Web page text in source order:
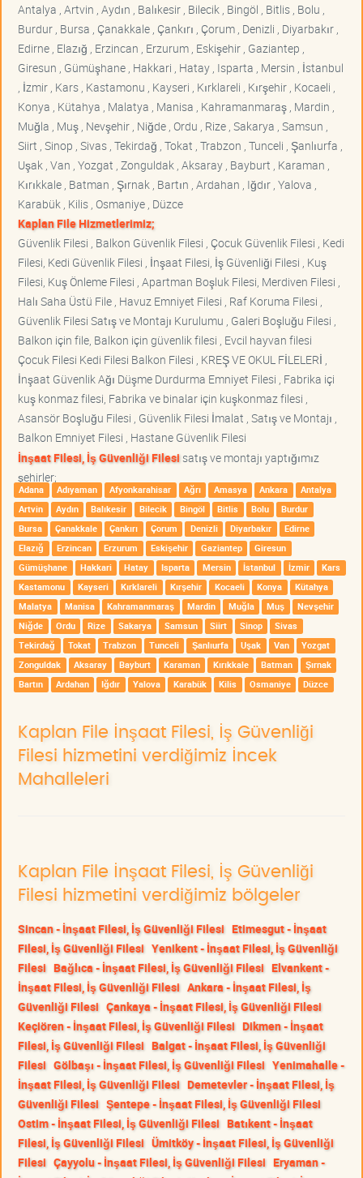
Antalya , Artvin , Aydın , Balıkesir , Bilecik , Bingöl , Bitlis , Bolu ,
Burdur , Bursa , Çanakkale , Çankırı , Çorum , Denizli , Diyarbakır ,
Edirne , Elazığ , Erzincan , Erzurum , Eskişehir , Gaziantep ,
Giresun , Gümüşhane , Hakkari , Hatay , Isparta , Mersin , İstanbul
, İzmir , Kars , Kastamonu , Kayseri , Kırklareli , Kırşehir , Kocaeli ,
Konya , Kütahya , Malatya , Manisa , Kahramanmaraş , Mardin ,
Muğla , Muş , Nevşehir , Niğde , Ordu , Rize , Sakarya , Samsun ,
Siirt , Sinop , Sivas , Tekirdağ , Tokat , Trabzon , Tunceli , Şanlıurfa ,
Uşak , Van , Yozgat , Zonguldak , Aksaray , Bayburt , Karaman ,
Kırıkkale , Batman , Şırnak , Bartın , Ardahan , Iğdır , Yalova ,
Karabük , Kilis , Osmaniye , Düzce
Kaplan File Hizmetlerimiz;
Güvenlik Filesi , Balkon Güvenlik Filesi , Çocuk Güvenlik Filesi , Kedi
Filesi, Kedi Güvenlik Filesi , İnşaat Filesi, İş Güvenliği Filesi , Kuş
Filesi, Kuş Önleme Filesi , Apartman Boşluk Filesi, Merdiven Filesi ,
Halı Saha Üstü File , Havuz Emniyet Filesi , Raf Koruma Filesi ,
Güvenlik Filesi Satış ve Montajı Kurulumu , Galeri Boşluğu Filesi ,
Balkon için file, Balkon için güvenlik filesi , Evcil hayvan filesi
Çocuk Filesi Kedi Filesi Balkon Filesi , KREŞ VE OKUL FİLELERİ ,
İnşaat Güvenlik Ağı Düşme Durdurma Emniyet Filesi , Fabrika içi
kuş konmaz filesi, Fabrika ve binalar için kuşkonmaz filesi ,
Asansör Boşluğu Filesi , Güvenlik Filesi İmalat , Satış ve Montajı ,
Balkon Emniyet Filesi , Hastane Güvenlik Filesi
İnşaat Filesi, İş Güvenliği Filesisatış ve montajı yaptığımız
şehirler;
Adana Adıyaman Afyonkarahisar Ağrı Amasya Ankara
Antalya
Artvin
Aydın Balıkesir Bilecik Bingöl Bitlis Bolu
Burdur
Bursa
Çanakkale Çankırı Çorum Denizli Diyarbakır
Edirne
Elazığ
Erzincan Erzurum Eskişehir Gaziantep
Giresun
Gümüşhane
Hakkari Hatay Isparta Mersin İstanbul İzmir
Kars
Kastamonu
Kayseri Kırklareli Kırşehir Kocaeli Konya
Kütahya
Malatya
Manisa Kahramanmaraş Mardin Muğla Muş
Nevşehir
Niğde
Ordu Rize Sakarya Samsun Siirt Sinop
Sivas
Tekirdağ
Tokat Trabzon Tunceli Şanlıurfa Uşak Van
Yozgat
Zonguldak
Aksaray Bayburt Karaman Kırıkkale Batman
Şırnak
Bartın
Ardahan Iğdır Yalova Karabük Kilis Osmaniye Düzce
Kaplan File İnşaat Filesi, İş Güvenliği
Filesi hizmetini verdiğimiz İncek
Mahalleleri
Kaplan File İnşaat Filesi, İş Güvenliği
Filesi hizmetini verdiğimiz bölgeler
Sincan - İnşaat Filesi, İş Güvenliği Filesi Etimesgut - İnşaat
Filesi, İş Güvenliği Filesi Yenikent - İnşaat Filesi, İş Güvenliği
Filesi Bağlıca - İnşaat Filesi, İş Güvenliği Filesi Elvankent -
İnşaat Filesi, İş Güvenliği Filesi Ankara - İnşaat Filesi, İş
Güvenliği Filesi Çankaya - İnşaat Filesi, İş Güvenliği Filesi
Keçiören - İnşaat Filesi, İş Güvenliği Filesi Dikmen - İnşaat
Filesi, İş Güvenliği Filesi Balgat - İnşaat Filesi, İş Güvenliği
Filesi Gölbaşı - İnşaat Filesi, İş Güvenliği Filesi Yenimahalle -
İnşaat Filesi, İş Güvenliği Filesi Demetevler - İnşaat Filesi, İş
Güvenliği Filesi Şentepe - İnşaat Filesi, İş Güvenliği Filesi
Ostim - İnşaat Filesi, İş Güvenliği Filesi Batıkent - İnşaat
Filesi, İş Güvenliği Filesi Ümitköy - İnşaat Filesi, İş Güvenliği
Filesi Çayyolu - İnşaat Filesi, İş Güvenliği Filesi Eryaman -